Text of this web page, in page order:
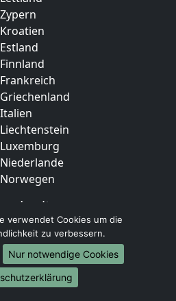
Hamburg
verwendet Cookies um die
zu verbessern.
Nur notwendige Cookies